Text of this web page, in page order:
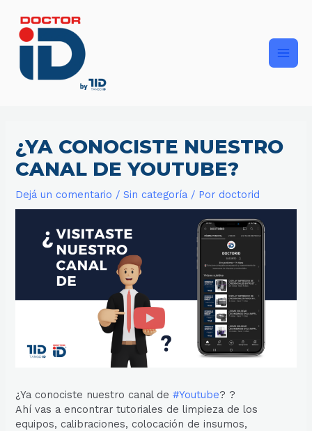
contenido
¿YA CONOCISTE NUESTRO
CANAL DE YOUTUBE?
Dejá un comentario /Sin categoría / Por doctorid
¿Ya conociste nuestro canal de#Youtube? ?
Ahí vas a encontrar tutoriales de limpieza de los
equipos, calibraciones, colocación de insumos,